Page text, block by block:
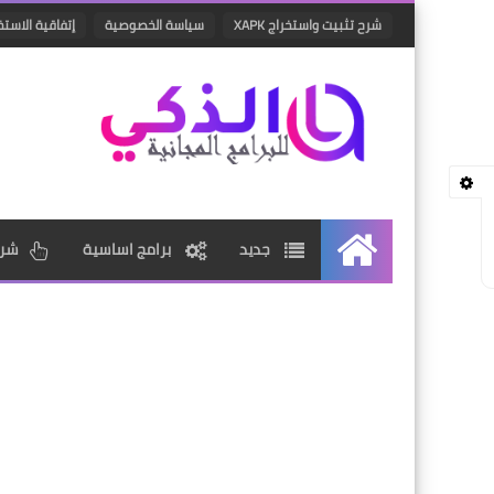
شرح تثبيت واستخراج XAPK سياسة الخصوصية إتفاقية
الرئيسيةجديد برامج اساسية